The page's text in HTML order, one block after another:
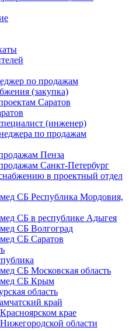
по продажам
(закупка)
Саратов
(инженер)
по продажам
Пенза
Санкт-Петербург
в проектный отдел
СБ Республика Мордовия,
СБ в республике Адыгея
СБ Волгоград
СБ Саратов
СБ Московская область
СБ Крым
область
край
крае
области